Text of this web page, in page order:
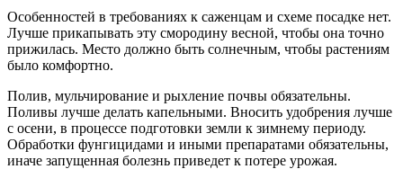
Особенностей в требованиях к саженцам и схеме посадке нет.
Лучше прикапывать эту смородину весной, чтобы она точно
прижилась. Место должно быть солнечным, чтобы растениям
было комфортно.
Полив, мульчирование и рыхление почвы обязательны.
Поливы лучше делать капельными. Вносить удобрения лучше
с осени, в процессе подготовки земли к зимнему периоду.
Обработки фунгицидами и иными препаратами обязательны,
иначе запущенная болезнь приведет к потере урожая.